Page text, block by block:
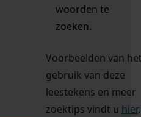
woorden te
zoeken.
Voorbeelden van
gebruik van deze
leestekens en meer
zoektips vindt u hier.